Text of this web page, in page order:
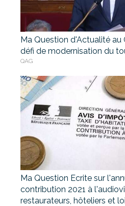
Ma Question d'Actualité au
défi de modernisation du
QAG
Ma Question Ecrite sur
contribution 2021 à
restaurateurs, hôteliers et